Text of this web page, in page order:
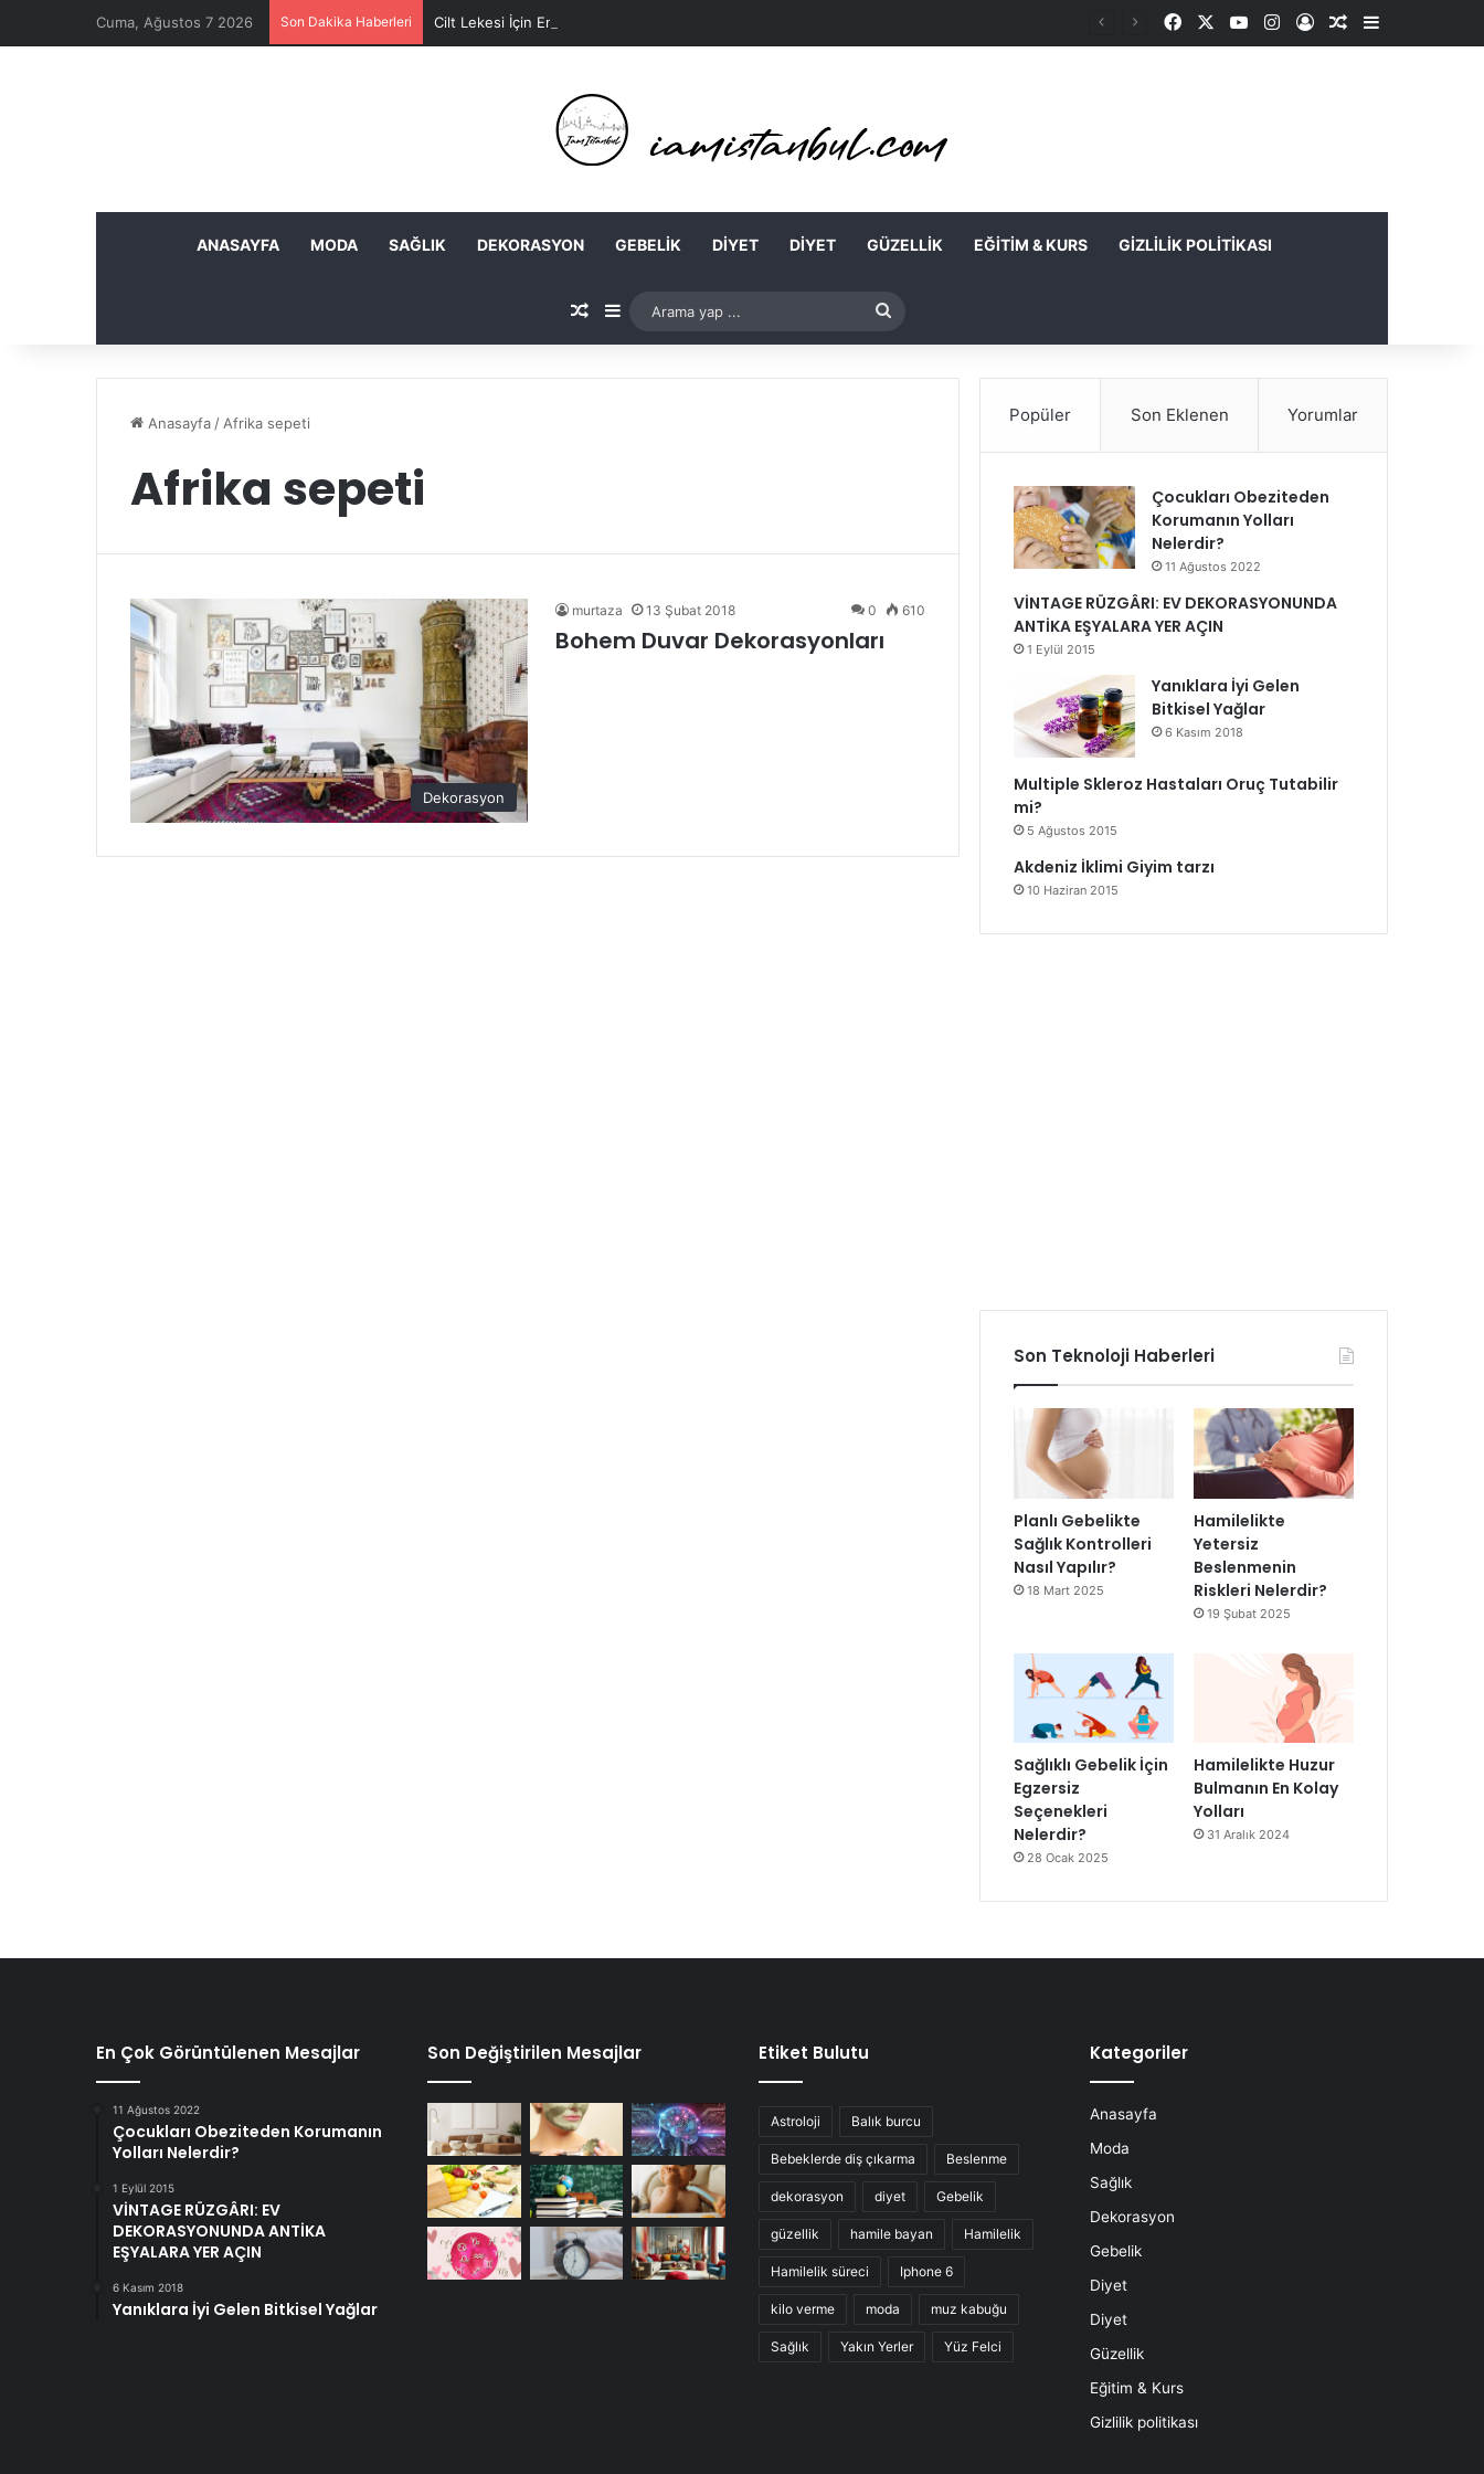
Cuma, Ağustos 7 2026 Son Dakika Haberleri Cilt Lekesi İçin En Kolay Ev Maskeleri Nelerdir? FacebookYouTubeInstagram
Kayıt OlRastgele Makale
Kenar
ANASAYFA MODA SAĞLIK DEKORASYON GEBELIK DIYET DIYET GÜZELLIK EĞITIM & KURS GIZLILIK POLITIKASI
Rastgele Makale
Kenar Bölmesi
Arama
yap
Anasayfa / Afrika sepeti
Afrika sepeti
Dekorasyon
murtaza 13 Şubat 2018 0 610
Bohem Duvar Dekorasyonları
Popüler Son Eklenen Yorumlar
Çocukları Obeziteden
Korumanın Yolları
Nelerdir?
11 Ağustos 2022
VİNTAGE RÜZGÂRI: EV DEKORASYONUNDA
ANTİKA EŞYALARA YER AÇIN
1 Eylül 2015
Yanıklara İyi Gelen
Bitkisel Yağlar
6 Kasım 2018
Multiple Skleroz Hastaları Oruç Tutabilir
mi?
5 Ağustos 2015
Akdeniz İklimi Giyim tarzı
10 Haziran 2015
Son Teknoloji Haberleri
Planlı Gebelikte
Sağlık Kontrolleri
Nasıl Yapılır?
18 Mart 2025
Hamilelikte
Yetersiz
Beslenmenin
Riskleri Nelerdir?
19 Şubat 2025
Sağlıklı Gebelik İçin
Egzersiz
Seçenekleri
Nelerdir?
28 Ocak 2025
Hamilelikte Huzur
Bulmanın En Kolay
Yolları
31 Aralık 2024
En Çok Görüntülenen Mesajlar
11 Ağustos 2022
Çocukları Obeziteden Korumanın
Yolları Nelerdir?
1 Eylül 2015
VİNTAGE RÜZGÂRI: EV
DEKORASYONUNDA ANTİKA
EŞYALARA YER AÇIN
6 Kasım 2018
Yanıklara İyi Gelen Bitkisel Yağlar
Son Değiştirilen Mesajlar Etiket Bulutu
Astroloji Balık burcu
Bebeklerde diş çıkarma Beslenme
dekorasyon diyet Gebelik
güzellik hamile bayan Hamilelik
Hamilelik süreci Iphone 6
kilo verme moda muz kabuğu
Sağlık Yakın Yerler Yüz Felci
Kategoriler
Anasayfa
Moda
Sağlık
Dekorasyon
Gebelik
Diyet
Diyet
Güzellik
Eğitim & Kurs
Gizlilik politikası